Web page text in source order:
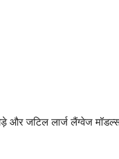
और जटिल लार्ज लैंग्वेज